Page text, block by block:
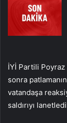
İYİ Partili
sonra
vatandaşa
saldırıyı